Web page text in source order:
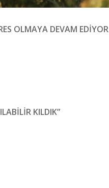
OLMAYA DEVAM EDİYOR
KILDIK”